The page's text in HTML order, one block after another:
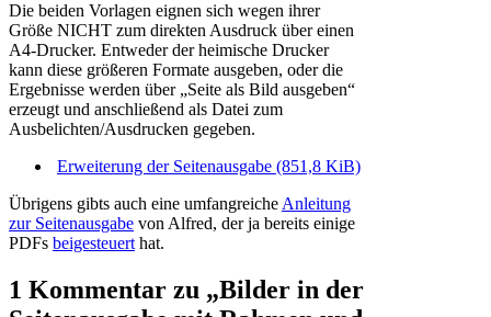
Die beiden Vorlagen eignen sich wegen ihrer
Größe NICHT zum direkten Ausdruck über einen
A4-Drucker. Entweder der heimische Drucker
kann diese größeren Formate ausgeben, oder die
Ergebnisse werden über „Seite als Bild ausgeben“
erzeugt und anschließend als Datei zum
Ausbelichten/Ausdrucken gegeben.
Erweiterung der Seitenausgabe (851,8 KiB)
Übrigens gibts auch eine umfangreiche Anleitung
zur Seitenausgabe von Alfred, der ja bereits einige
PDFs beigesteuert hat.
1 Kommentar zu „Bilder in der